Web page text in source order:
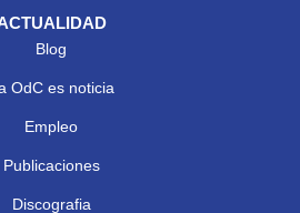
Blog
OdC es noticia
Empleo
Publicaciones
Discografia